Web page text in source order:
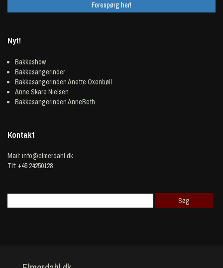
Forespørg her!
Nyt!
Bakkeshow
Bakkesangerinder
Bakkesangerinden Anette Oxenbøll
Anne Skare Nielsen
Bakkesangerinden AnneBeth
Kontakt
Mail: info@elmerdahl.dk
Tlf: +45 24250128